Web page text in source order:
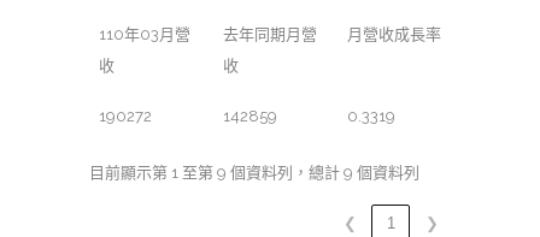
110年03月營
收
去年同期月營
收
月營收成長率
190272 142859 0.3319
目前顯示第 1 至第 9 個資料列，總計 9 個資料列
❮ 1 ❯